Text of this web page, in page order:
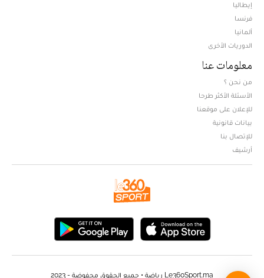
إيطاليا
فرنسا
ألمانيا
الدوريات الأخرى
معلومات عنا
من نحن ؟
الأسئلة الأكثر طرحا
للإعلان على موقعنا
بيانات قانونية
للإتصال بنا
أرشيف
Le360Sport.ma رياضة • جميع الحقوق محفوضة - 2023